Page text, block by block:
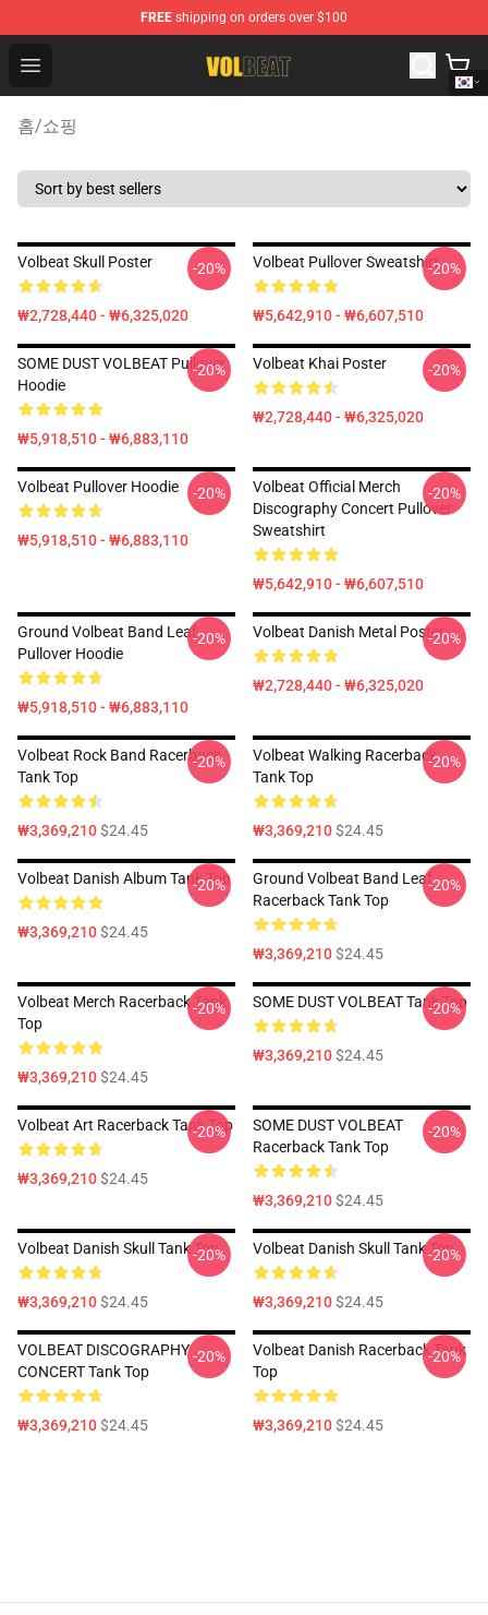
FREE shipping on orders over $100
Open menu
Volbeat Shop - Official Volbeat Merchandise Store
홈/쇼핑
Volbeat Skull Poster
₩2,728,440 - ₩6,325,020
-20% Volbeat Pullover Sweatshirt
₩5,642,910 - ₩6,607,510
-20%
SOME DUST VOLBEAT Pullover
Hoodie
₩5,918,510 - ₩6,883,110
-20% Volbeat Khai Poster
₩2,728,440 - ₩6,325,020
-20%
Volbeat Pullover Hoodie
₩5,918,510 - ₩6,883,110
-20%
Volbeat Official Merch
Discography Concert Pullover
Sweatshirt
₩5,642,910 - ₩6,607,510
-20%
Ground Volbeat Band Leaf
Pullover Hoodie
₩5,918,510 - ₩6,883,110
-20% Volbeat Danish Metal Poster
₩2,728,440 - ₩6,325,020
-20%
Volbeat Rock Band Racerback
Tank Top
₩3,369,210$24.45
-20%
Volbeat Walking Racerback
Tank Top
₩3,369,210$24.45
-20%
Volbeat Danish Album Tank Top
₩3,369,210$24.45
-20%
Ground Volbeat Band Leaf
Racerback Tank Top
₩3,369,210$24.45
-20%
Volbeat Merch Racerback Tank
Top
₩3,369,210$24.45
-20% SOME DUST VOLBEAT Tank Top
₩3,369,210$24.45
-20%
Volbeat Art Racerback Tank Top
₩3,369,210$24.45
-20%
SOME DUST VOLBEAT
Racerback Tank Top
₩3,369,210$24.45
-20%
Volbeat Danish Skull Tank Top
₩3,369,210$24.45
-20% Volbeat Danish Skull Tank Top
₩3,369,210$24.45
-20%
VOLBEAT DISCOGRAPHY
CONCERT Tank Top
₩3,369,210$24.45
-20%
Volbeat Danish Racerback Tank
Top
₩3,369,210$24.45
-20%